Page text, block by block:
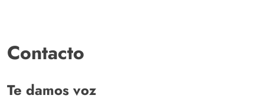
Contacto
Te damos voz